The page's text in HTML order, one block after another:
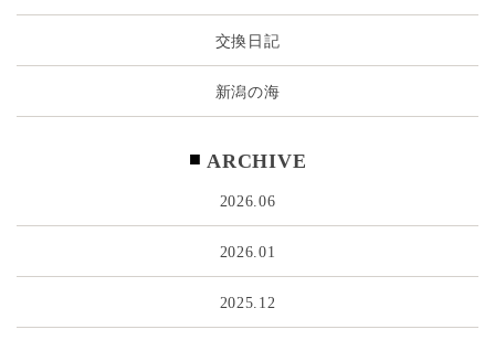
交換日記
新潟の海
ARCHIVE
2026.06
2026.01
2025.12